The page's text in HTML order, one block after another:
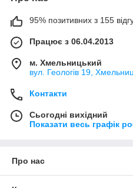
95% позитивних з 155
Працює з 06.04.2013
м. Хмельницький
вул. Геологів 19,
Контакти
Сьогодні вихідний
Показати весь графік
Про нас